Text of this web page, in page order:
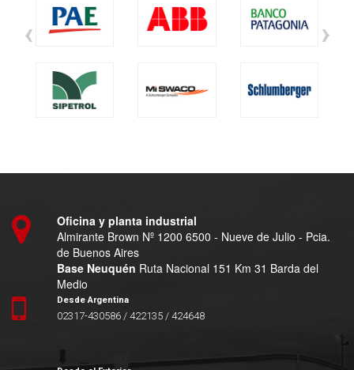
‹ ›
Oficina y planta industrial
Almirante Brown Nº 1200 6500 - Nueve de Julio - Pcia.
de Buenos Aires
Base Neuquén Ruta Nacional 151 Km 31 Barda del
Medio
Desde Argentina
02317-430586 / 422135 / 424648